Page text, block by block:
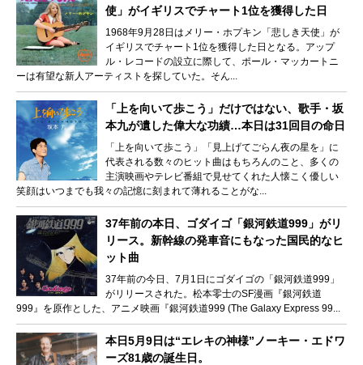
使」がイギリスでチャート1位を獲得した日
1968年9月28日はメリー・ホプキン「悲しき天使」が
イギリスでチャート1位を獲得した日となる。アップ
ル・レコードの設立に際して、ポール・マッカートニ
ーは有望な新人アーティストを探していた。そん...
「上を向いて歩こう」だけではない、歌手・坂
本九が遺した偉大な功績…本日は31回目の命日
「上を向いて歩こう」「見上げてごらん夜の星を」に
代表される数々のヒット曲はもちろんのこと、多くの
主演映画やテレビ番組で見せてくれた人懐こく優しい
笑顔はいつまでも我々の記憶に刻まれて薄れることがな...
37年前の本日、ゴダイゴ「銀河鉄道999」がリ
リース。新幹線の発車音にもなった国民的なヒ
ット曲
37年前の今日、7月1日にゴダイゴの「銀河鉄道999」
がリリースされた。松本零士のSF漫画『銀河鉄道
999』を原作とした、アニメ映画『銀河鉄道999 (The Galaxy Express 99...
本日5月9日は“エレキの神様”ノーキー・エドワ
ーズ81歳の誕生日。